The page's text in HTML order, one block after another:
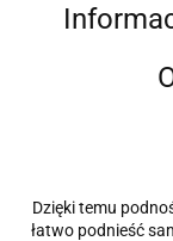
Dzięki temu
łatwo podnieść